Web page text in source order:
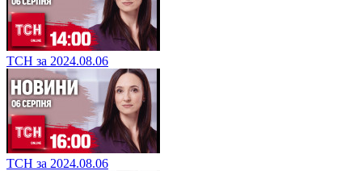
ТСН за 2024.08.06
ТСН за 2024.08.06